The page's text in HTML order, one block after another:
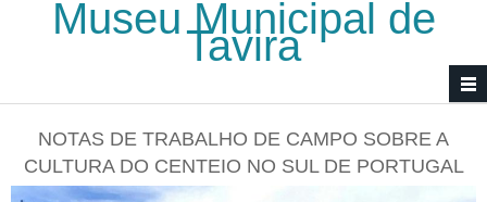
Passar para o conteúdo principal
Museu Municipal de
Tavira
NOTAS DE TRABALHO DE CAMPO SOBRE A
CULTURA DO CENTEIO NO SUL DE PORTUGAL